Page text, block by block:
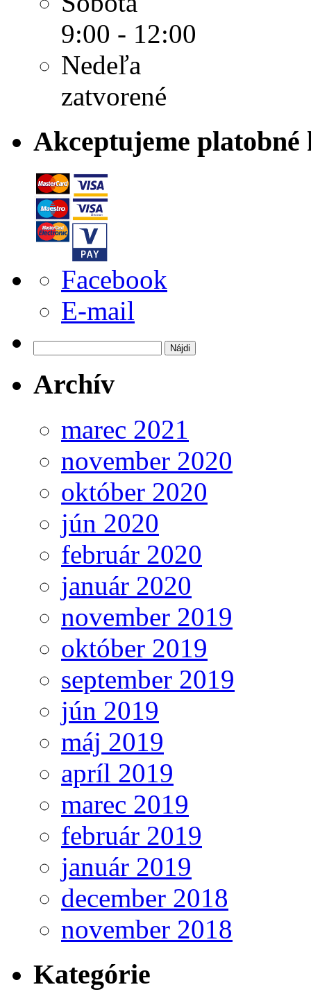
9:00 - 12:00
Nedeľa
zatvorené
Akceptujeme
Facebook
E-mail
Archív
marec 2021
november 2020
október 2020
jún 2020
február 2020
január 2020
november 2019
október 2019
september 2019
jún 2019
máj 2019
apríl 2019
marec 2019
február 2019
január 2019
december 2018
november 2018
Kategórie